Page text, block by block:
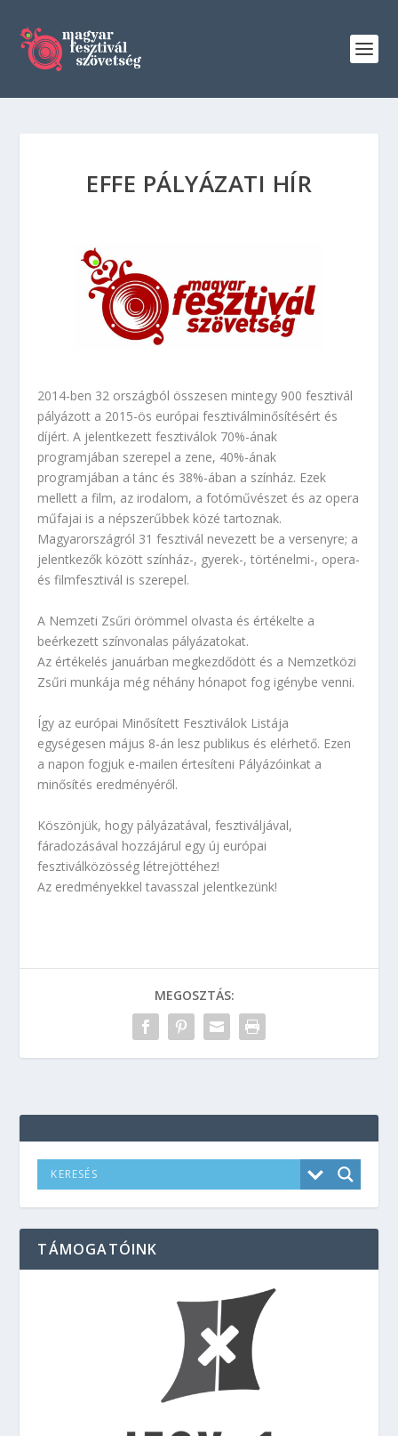
EFFE PÁLYÁZATI HÍR
2014-ben 32 országból összesen mintegy 900 fesztivál
pályázott a 2015-ös európai fesztiválminősítésért és
díjért. A jelentkezett fesztiválok 70%-ának
programjában szerepel a zene, 40%-ának
programjában a tánc és 38%-ában a színház. Ezek
mellett a film, az irodalom, a fotóművészet és az opera
műfajai is a népszerűbbek közé tartoznak.
Magyarországról 31 fesztivál nevezett be a versenyre; a
jelentkezők között színház-, gyerek-, történelmi-, opera-
és filmfesztivál is szerepel.
A Nemzeti Zsűri örömmel olvasta és értékelte a
beérkezett színvonalas pályázatokat.
Az értékelés januárban megkezdődött és a Nemzetközi
Zsűri munkája még néhány hónapot fog igénybe venni.
Így az európai Minősített Fesztiválok Listája
egységesen május 8-án lesz publikus és elérhető. Ezen
a napon fogjuk e-mailen értesíteni Pályázóinkat a
minősítés eredményéről.
Köszönjük, hogy pályázatával, fesztiváljával,
fáradozásával hozzájárul egy új európai
fesztiválközösség létrejöttéhez!
Az eredményekkel tavasszal jelentkezünk!
MEGOSZTÁS:
TÁMOGATÓINK